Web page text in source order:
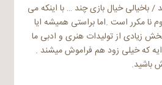
باخیالی خیال بازی چند … با اینکه می
نا مکرر است .اما براستی همیشه ایا
زیادی از تولیدات هنری و ادبی ما
ایه که خیلی زود هم فراموش میشند .
باشید.